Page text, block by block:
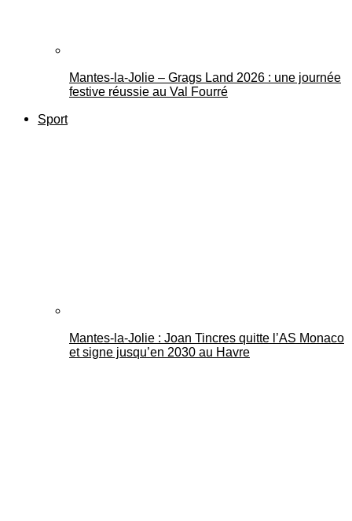
Mantes-la-Jolie – Grags Land 2026 : une journée
festive réussie au Val Fourré
Sport
Mantes-la-Jolie : Joan Tincres quitte l’AS Monaco
et signe jusqu’en 2030 au Havre